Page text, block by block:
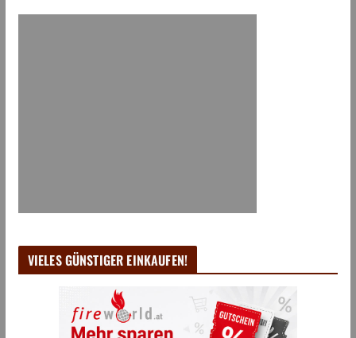
VIELES GÜNSTIGER EINKAUFEN!